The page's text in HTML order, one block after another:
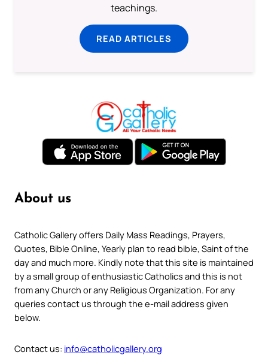
teachings.
READ ARTICLES
About us
Catholic Gallery offers Daily Mass Readings, Prayers,
Quotes, Bible Online, Yearly plan to read bible, Saint of the
day and much more. Kindly note that this site is maintained
by a small group of enthusiastic Catholics and this is not
from any Church or any Religious Organization. For any
queries contact us through the e-mail address given
below.
Contact us: info@catholicgallery.org